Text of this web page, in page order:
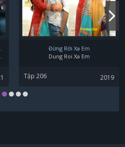
Đừng Rời Xa Em
Dung Roi Xa Em
Tập 206 2019